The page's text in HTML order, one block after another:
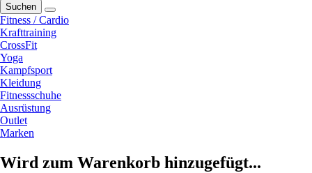
Suchen
Fitness / Cardio
Krafttraining
CrossFit
Yoga
Kampfsport
Kleidung
Fitnessschuhe
Ausrüstung
Outlet
Marken
Wird zum Warenkorb hinzugefügt...